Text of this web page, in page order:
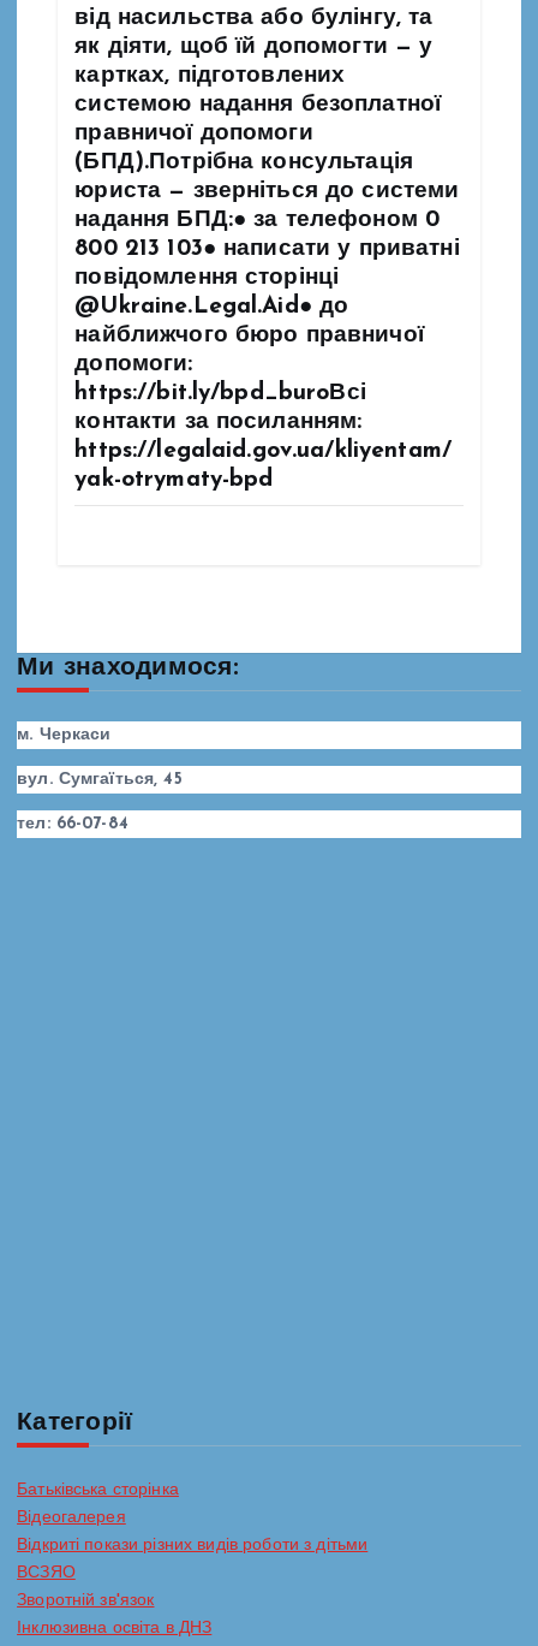
від насильства або булінгу, та
як діяти, щоб їй допомогти — у
картках, підготовлених
системою надання безоплатної
правничої допомоги
(БПД).Потрібна консультація
юриста — зверніться до системи
надання БПД:● за телефоном 0
800 213 103● написати у приватні
повідомлення сторінці
@Ukraine.Legal.Aid● до
найближчого бюро правничої
допомоги:
https://bit.ly/bpd_buroВсі
контакти за посиланням:
https://legalaid.gov.ua/kliyentam/
yak-otrymaty-bpd
Ми знаходимося:
м. Черкаси
вул. Сумгаїться, 45
тел: 66-07-84
Категорії
Батьківська сторінка
Відеогалерея
Відкриті покази різних видів роботи з дітьми
ВСЗЯО
Зворотній зв'язок
Інклюзивна освіта в ДНЗ